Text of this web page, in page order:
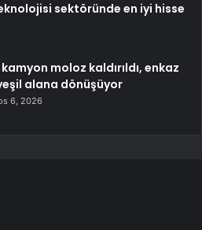
sektöründe en iyi hisse
moloz kaldırıldı, enkaz
alana dönüşüyor
6, 2026